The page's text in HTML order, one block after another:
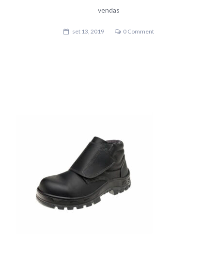
vendas
set 13, 2019 0 Comment